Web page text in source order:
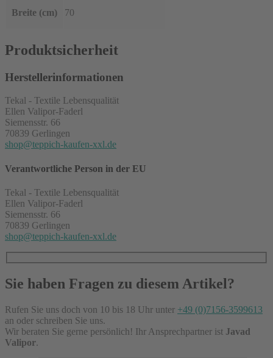
Breite (cm) 70
Produktsicherheit
Herstellerinformationen
Tekal - Textile Lebensqualität
Ellen Valipor-Faderl
Siemensstr. 66
70839 Gerlingen
shop@teppich-kaufen-xxl.de
Verantwortliche Person in der EU
Tekal - Textile Lebensqualität
Ellen Valipor-Faderl
Siemensstr. 66
70839 Gerlingen
shop@teppich-kaufen-xxl.de
Sie haben Fragen zu diesem Artikel?
Rufen Sie uns doch von 10 bis 18 Uhr unter +49 (0)7156-3599613
an oder schreiben Sie uns.
Wir beraten Sie gerne persönlich! Ihr Ansprechpartner ist Javad
Valipor.